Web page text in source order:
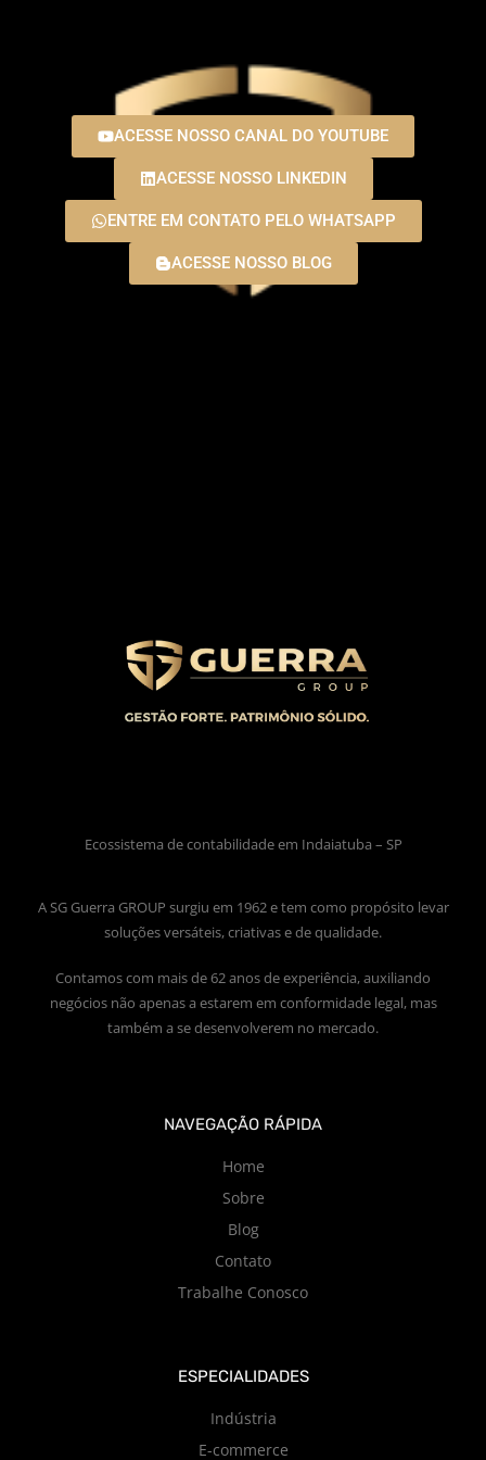
ACESSE NOSSO CANAL DO YOUTUBE
ACESSE NOSSO LINKEDIN
ENTRE EM CONTATO PELO WHATSAPP
ACESSE NOSSO BLOG
Ecossistema de contabilidade em Indaiatuba – SP
A SG Guerra GROUP surgiu em 1962 e tem como propósito levar
soluções versáteis, criativas e de qualidade.
Contamos com mais de 62 anos de experiência, auxiliando
negócios não apenas a estarem em conformidade legal, mas
também a se desenvolverem no mercado.
NAVEGAÇÃO RÁPIDA
Home
Sobre
Blog
Contato
Trabalhe Conosco
ESPECIALIDADES
Indústria
E-commerce